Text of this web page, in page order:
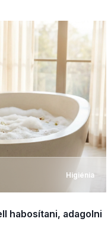
Higiénia
habosítani, adagolni